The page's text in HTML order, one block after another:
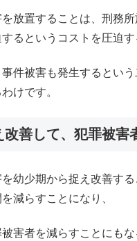
放置することは、刑務
るというコストを圧迫す
件被害も発生するとい
けです。
改善して、犯罪被害
幼少期から捉え改善す
減らすことになり、
害者を減らすことにもな